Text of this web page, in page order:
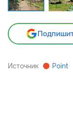
Источник Point